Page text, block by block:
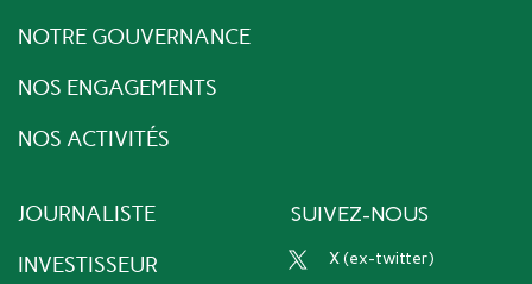
NOTRE GOUVERNANCE
NOS ENGAGEMENTS
NOS ACTIVITÉS
JOURNALISTE
INVESTISSEUR
SUIVEZ-NOUS
x (ex-twitter)